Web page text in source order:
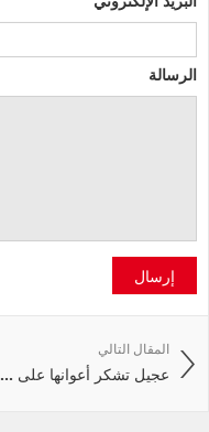
الرسالة
إرسال
المقال التالي
عجيل تشكر أعوانها على ...